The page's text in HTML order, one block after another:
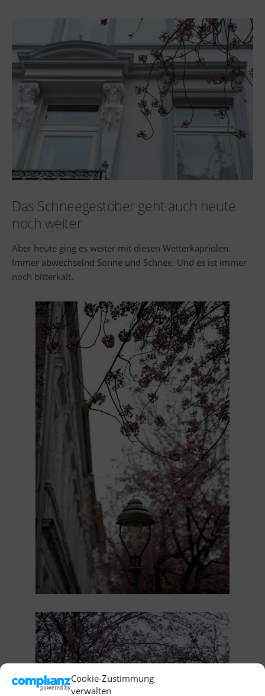
Cookie-Zustimmung
verwalten
Das Schneegestöber geht auch heute
noch weiter
Aber heute ging es weiter mit diesen Wetterkapriolen.
Immer abwechselnd Sonne und Schnee. Und es ist immer
noch bitterkalt.